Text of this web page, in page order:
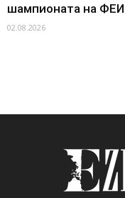
шампионата на ФЕИ
02.08.2026